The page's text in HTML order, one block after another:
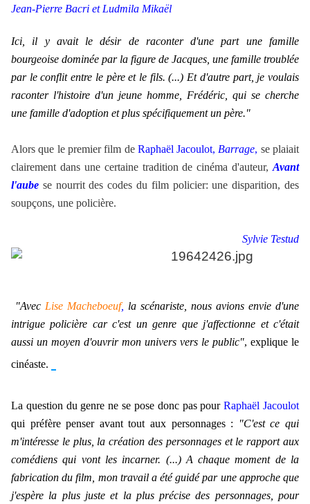
Jean-Pierre Bacri et Ludmila Mikaël
Ici, il y avait le désir de raconter d'une part une famille
bourgeoise dominée par la figure de Jacques, une famille troublée
par le conflit entre le père et le fils. (...) Et d'autre part, je voulais
raconter l'histoire d'un jeune homme, Frédéric, qui se cherche
une famille d'adoption et plus spécifiquement un père."
Alors que le premier film de Raphaël Jacoulot, Barrage, se plaiait
clairement dans une certaine tradition de cinéma d'auteur, Avant
l'aube se nourrit des codes du film policier: une disparition, des
soupçons, une policière.
Sylvie Testud
"Avec Lise Macheboeuf, la scénariste, nous avions envie d'une
intrigue policière car c'est un genre que j'affectionne et c'était
aussi un moyen d'ouvrir mon univers vers le public", explique le
cinéaste.
La question du genre ne se pose donc pas pourRaphaël Jacoulot
qui préfère penser avant tout aux personnages :
"C'est ce qui
m'intéresse le plus, la création des personnages et le rapport aux
comédiens qui vont les incarner. (...) A chaque moment de la
fabrication du film, mon travail a été guidé par une approche que
j'espère la plus juste et la plus précise des personnages, pour